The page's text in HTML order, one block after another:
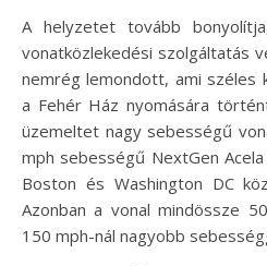
A helyzetet tovább
vonatközlekedési szolgáltatás
nemrég lemondott, ami széles
a Fehér Ház nyomására
üzemeltet nagy sebességű
mph sebességű NextGen
Boston és Washington DC
Azonban a vonal mindössze
150 mph-nál nagyobb